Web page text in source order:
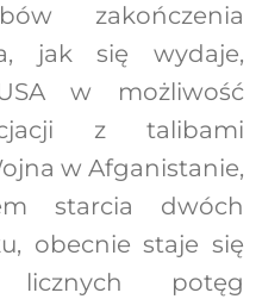
zakończenia
jak się wydaje,
w możliwość
z talibami
w Afganistanie,
starcia dwóch
obecnie staje się
licznych potęg